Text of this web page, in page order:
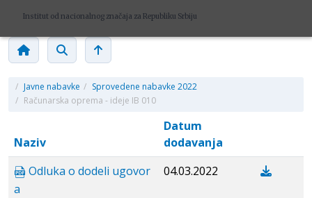
Institut od nacionalnog značaja za Republiku Srbiju
/ Javne nabavke / Sprovedene nabavke 2022
/ Računarska oprema - ideje IB 010
Naziv
Datum
dodavanja
Odluka o dodeli ugovor
a
04.03.2022